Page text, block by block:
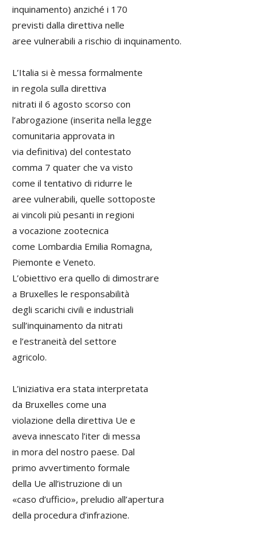
inquinamento) anziché i 170
previsti dalla direttiva nelle
aree vulnerabili a rischio di inquinamento.
L’Italia si è messa formalmente
in regola sulla direttiva
nitrati il 6 agosto scorso con
l’abrogazione (inserita nella legge
comunitaria approvata in
via definitiva) del contestato
comma 7 quater che va visto
come il tentativo di ridurre le
aree vulnerabili, quelle sottoposte
ai vincoli più pesanti in regioni
a vocazione zootecnica
come Lombardia Emilia Romagna,
Piemonte e Veneto.
L’obiettivo era quello di dimostrare
a Bruxelles le responsabilità
degli scarichi civili e industriali
sull’inquinamento da nitrati
e l’estraneità del settore
agricolo.
L’iniziativa era stata interpretata
da Bruxelles come una
violazione della direttiva Ue e
aveva innescato l’iter di messa
in mora del nostro paese. Dal
primo avvertimento formale
della Ue all’istruzione di un
«caso d’ufficio», preludio all’apertura
della procedura d’infrazione.